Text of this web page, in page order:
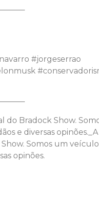
#jorgeserrao
do Bradock Show.
e diversas
Somos um
opinões.